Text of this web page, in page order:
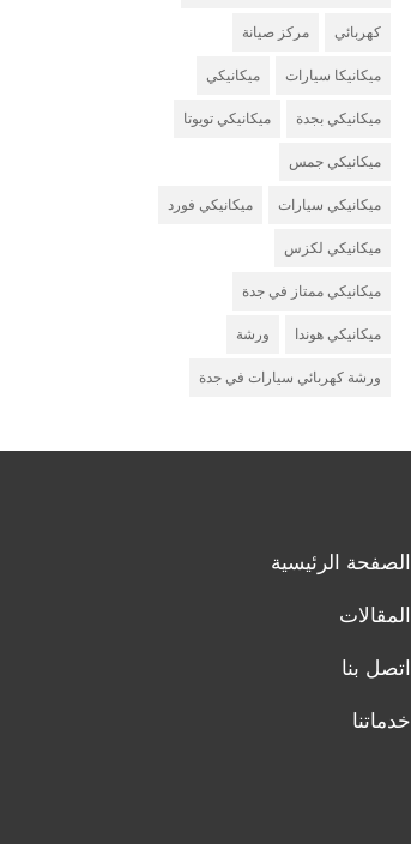
كهربائي مركز صيانة
ميكانيكا سيارات ميكانيكي
ميكانيكي بجدة ميكانيكي تويوتا
ميكانيكي جمس
ميكانيكي سيارات ميكانيكي فورد
ميكانيكي لكزس
ميكانيكي ممتاز في جدة
ميكانيكي هوندا ورشة
ورشة كهربائي سيارات في جدة
الصفحة الرئيسية
المقالات
اتصل بنا
خدماتنا